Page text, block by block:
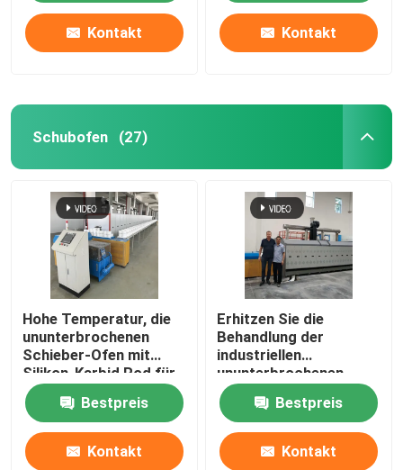
Fabrik-Ausflug
Qualitätskontrolle
Nachrichten
Fälle
Fordern Sie ein Zitat
Kontakt Kontakt
Schubofen (27)
Hohe Temperatur, die
ununterbrochenen
Schieber-Ofen mit
Silikon-Karbid Rod für
Tonerde-
Zirkoniumdioxid-
strukturelle Teile
sintert
Bestpreis
Kontakt
Erhitzen Sie die
Behandlung der
industriellen
ununterbrochenen
Schieber-Art Ofen für
keramischesBestpreis
Kontakt